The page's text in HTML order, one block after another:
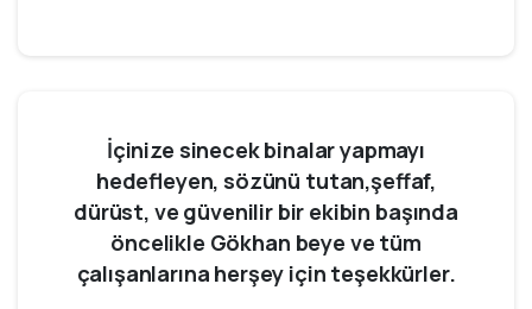
İçinize sinecek binalar yapmayı
hedefleyen, sözünü tutan,şeffaf,
dürüst, ve güvenilir bir ekibin başında
öncelikle Gökhan beye ve tüm
çalışanlarına herşey için teşekkürler.